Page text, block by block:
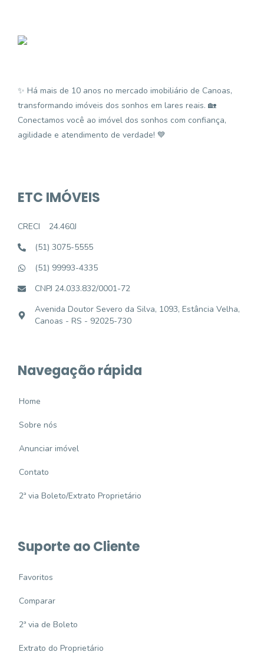
✨ Há mais de 10 anos no mercado imobiliário de Canoas,
transformando imóveis dos sonhos em lares reais. 🏡
Conectamos você ao imóvel dos sonhos com confiança,
agilidade e atendimento de verdade! 💙
ETC IMÓVEIS
CRECI
24.460J
(51) 3075-5555
(51) 99993-4335
CNPJ 24.033.832/0001-72
Avenida Doutor Severo da Silva, 1093, Estância Velha,
Canoas - RS - 92025-730
Navegação rápida
Home
Sobre nós
Anunciar imóvel
Contato
2ª via Boleto/Extrato Proprietário
Suporte ao Cliente
Favoritos
Comparar
2ª via de Boleto
Extrato do Proprietário